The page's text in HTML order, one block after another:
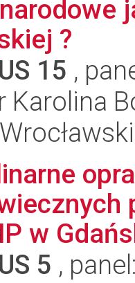
?
15 ,
Karolina
w
5 ,